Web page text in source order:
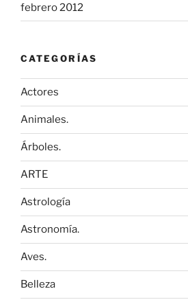
febrero 2012
CATEGORÍAS
Actores
Animales.
Árboles.
ARTE
Astrología
Astronomía.
Aves.
Belleza